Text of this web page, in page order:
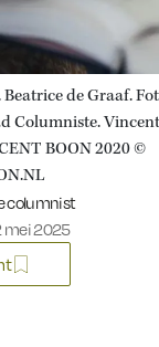
de Graaf.
Columniste.
BOON 2020 ©
columnist
mei 2025